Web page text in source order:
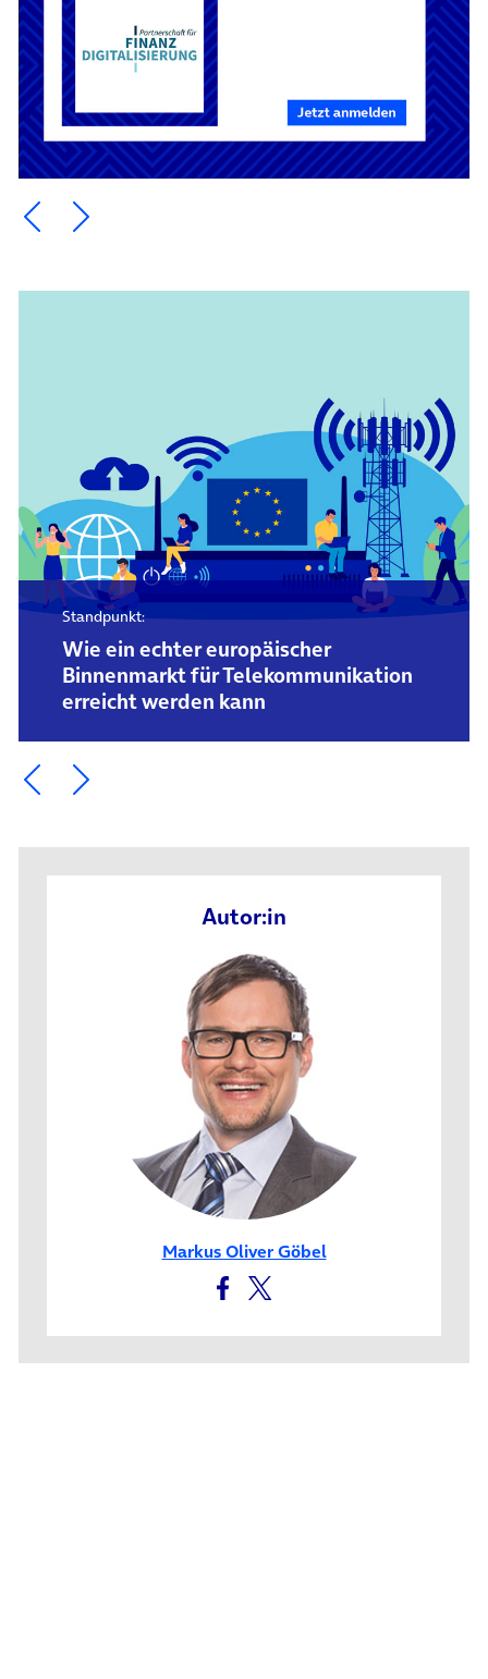
Ein Element zurück blättern
Ein Element weiter blättern
Standpunkt:
Wie ein echter europäischer
Binnenmarkt für Telekommunikation
erreicht werden kann
Ein Element zurück blättern
Ein Element weiter blättern
Autor:in
Markus Oliver Göbel